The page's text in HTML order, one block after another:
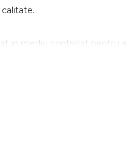
in mediu controlat pentru
propagarea miscarii pe
In plus,